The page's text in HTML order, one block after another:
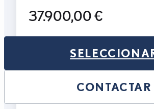
37.900,00 €
CONTACTAR